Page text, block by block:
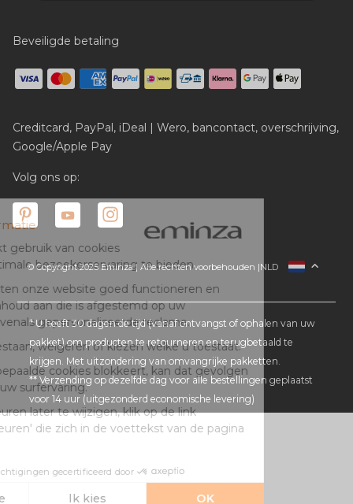
Beveiligde betaling
Creditcard, PayPal, iDeal | Wero, bancontact, overschrijving,
Google/Apple Pay
Volg ons op:
© Copyright 2025 Eminza | Alle rechten voorbehouden |
FRANCE
ITALIA
DEUTSCHLAND
SCHWEIZ
NLD
* U heeft 30 dagen de tijd (vanaf ontvangst of ophalen van uw
pakket) om producten te retourneren en terugbetaald te
krijgen. Met uitzondering van omvangrijke pakketten.
** Verzending op dezelfde dag voor alle bestellingen geplaatst
voor 14 uur (uitgezonderd economische levering)